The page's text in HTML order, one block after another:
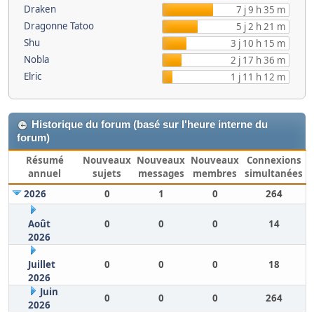
Draken
7 j 9 h 35 m
Dragonne Tatoo
5 j 2 h 21 m
Shu
3 j 10 h 15 m
Nobla
2 j 17 h 36 m
Elric
1 j 11 h 12 m
Historique du forum (basé sur l'heure interne du
forum)
Résumé
annuel
Nouveaux
sujets
Nouveaux
messages
Nouveaux
membres
Connexions
simultanées
2026
0 1 0 264
Août
2026
0 0 0 14
Juillet
2026
0 0 0 18
Juin
2026
0 0 0
264